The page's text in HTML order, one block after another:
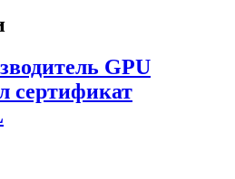
GPU
сертификат